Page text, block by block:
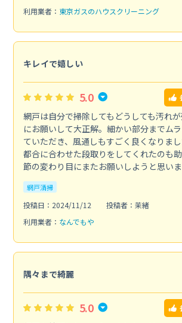
利用業者： 東京ガスのハウスクリーニング
キレイで嬉しい
5.0
網戸は自分で掃除してもどうしても汚れ
にお願いして大正解。細かい部分までム
ていただき、風通しもすごく良くなりま
都合に合わせた段取りをしてくれたのも
節の変わり目にまたお願いしようと思いま
網戸清掃
投稿日：2024/11/12
投稿者：茉緒
利用業者： なんでもや
隅々まで綺麗
5.0